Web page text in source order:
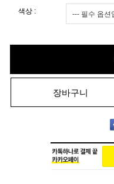
색상 :
장바구니